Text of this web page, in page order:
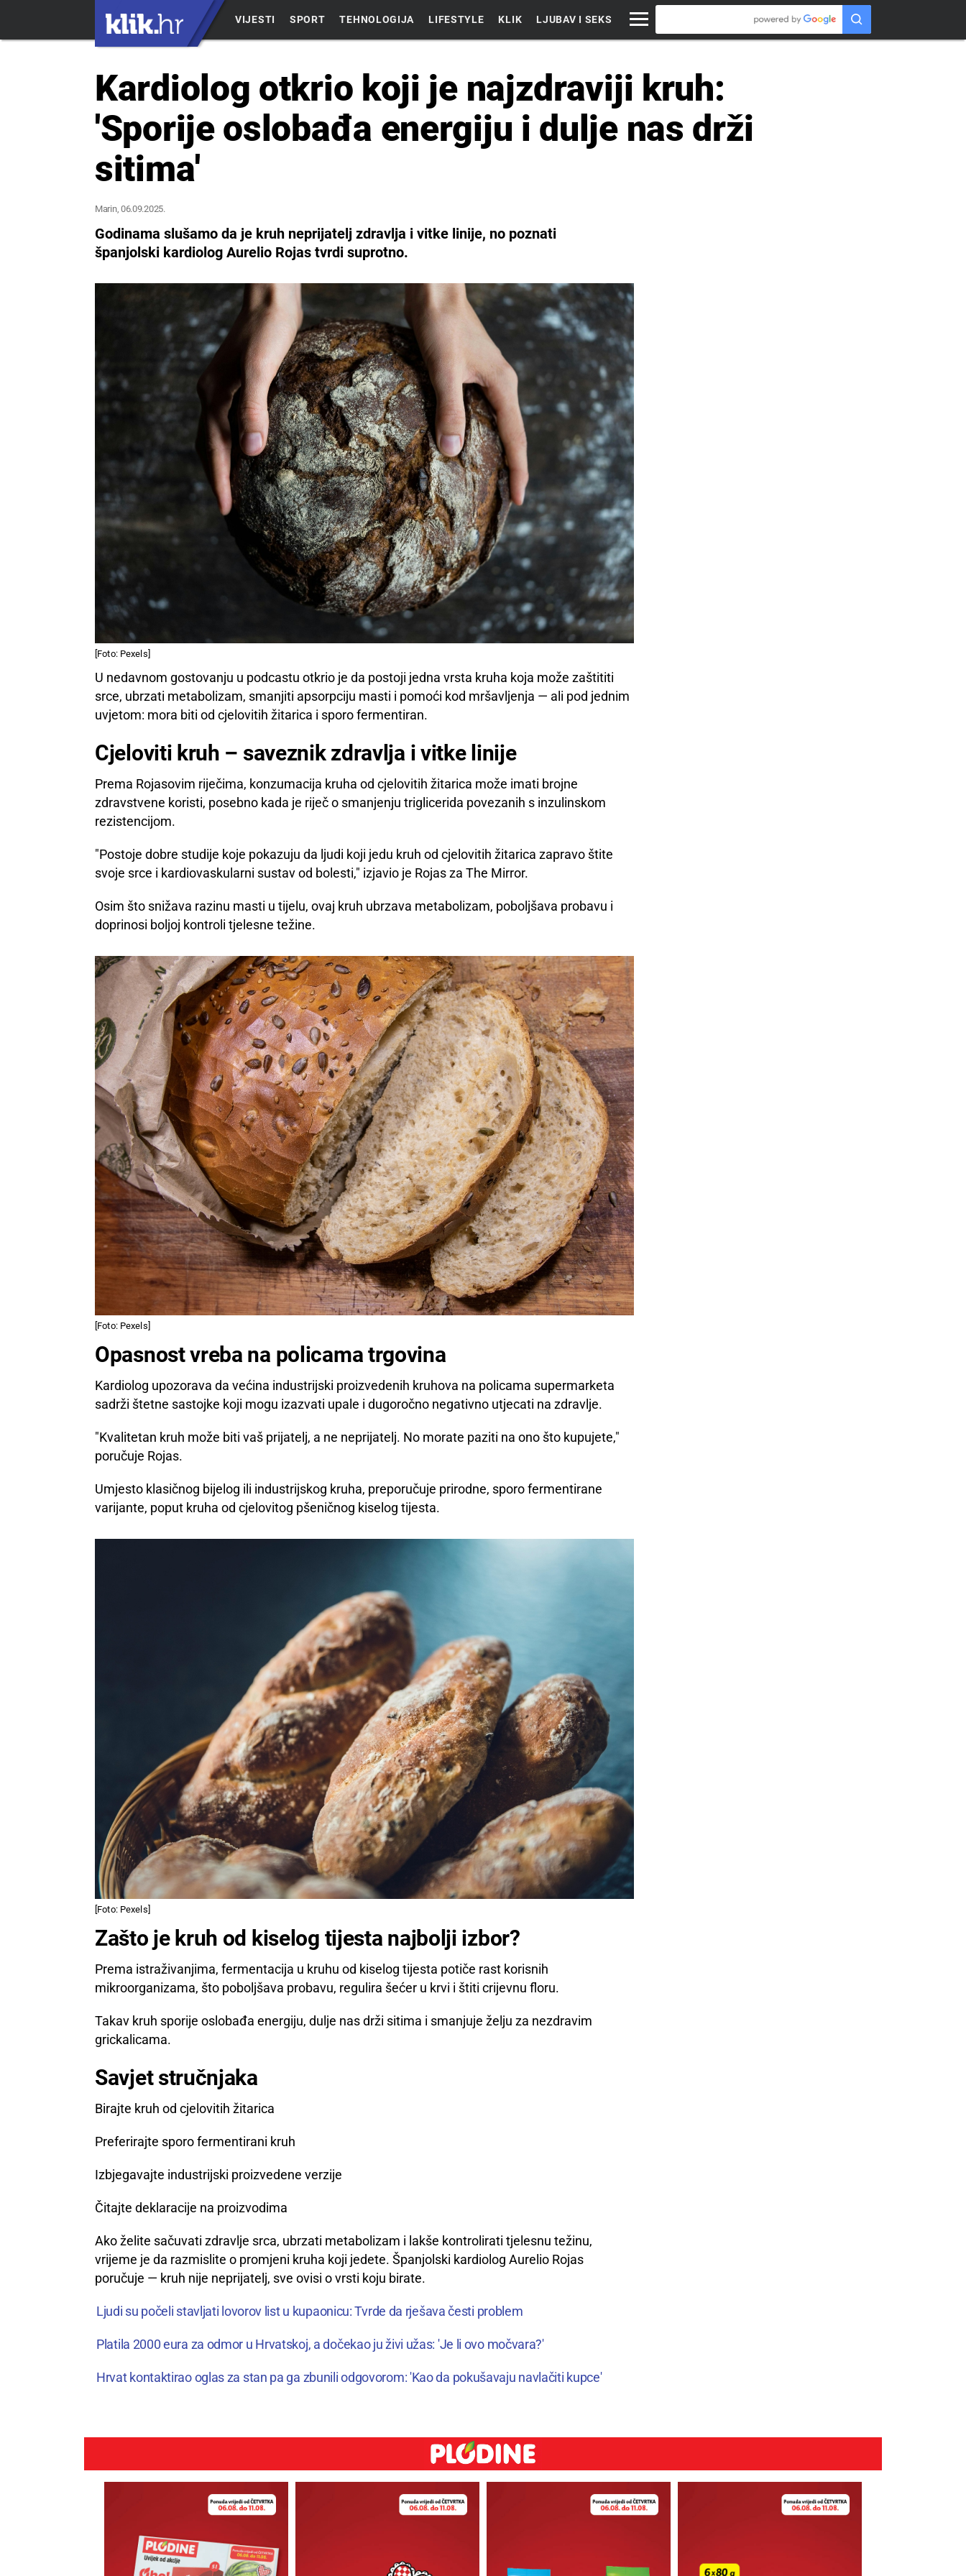
VIJESTI SPORT TEHNOLOGIJA LIFESTYLE KLIK LJUBAV I SEKS
Kardiolog otkrio koji je najzdraviji kruh:
'Sporije oslobađa energiju i dulje nas drži
sitima'
Marin, 06.09.2025.
Godinama slušamo da je kruh neprijatelj zdravlja i vitke linije, no poznati
španjolski kardiolog Aurelio Rojas tvrdi suprotno.
[Foto: Pexels]
U nedavnom gostovanju u podcastu otkrio je da postoji jedna vrsta kruha koja može zaštititi
srce, ubrzati metabolizam, smanjiti apsorpciju masti i pomoći kod mršavljenja — ali pod jednim
uvjetom: mora biti od cjelovitih žitarica i sporo fermentiran.
Cjeloviti kruh – saveznik zdravlja i vitke linije
Prema Rojasovim riječima, konzumacija kruha od cjelovitih žitarica može imati brojne
zdravstvene koristi, posebno kada je riječ o smanjenju triglicerida povezanih s inzulinskom
rezistencijom.
"Postoje dobre studije koje pokazuju da ljudi koji jedu kruh od cjelovitih žitarica zapravo štite
svoje srce i kardiovaskularni sustav od bolesti," izjavio je Rojas za The Mirror.
Osim što snižava razinu masti u tijelu, ovaj kruh ubrzava metabolizam, poboljšava probavu i
doprinosi boljoj kontroli tjelesne težine.
[Foto: Pexels]
Opasnost vreba na policama trgovina
Kardiolog upozorava da većina industrijski proizvedenih kruhova na policama supermarketa
sadrži štetne sastojke koji mogu izazvati upale i dugoročno negativno utjecati na zdravlje.
"Kvalitetan kruh može biti vaš prijatelj, a ne neprijatelj. No morate paziti na ono što kupujete,"
poručuje Rojas.
Umjesto klasičnog bijelog ili industrijskog kruha, preporučuje prirodne, sporo fermentirane
varijante, poput kruha od cjelovitog pšeničnog kiselog tijesta.
[Foto: Pexels]
Zašto je kruh od kiselog tijesta najbolji izbor?
Prema istraživanjima, fermentacija u kruhu od kiselog tijesta potiče rast korisnih
mikroorganizama, što poboljšava probavu, regulira šećer u krvi i štiti crijevnu floru.
Takav kruh sporije oslobađa energiju, dulje nas drži sitima i smanjuje želju za nezdravim
grickalicama.
Savjet stručnjaka
Birajte kruh od cjelovitih žitarica
Preferirajte sporo fermentirani kruh
Izbjegavajte industrijski proizvedene verzije
Čitajte deklaracije na proizvodima
Ako želite sačuvati zdravlje srca, ubrzati metabolizam i lakše kontrolirati tjelesnu težinu,
vrijeme je da razmislite o promjeni kruha koji jedete. Španjolski kardiolog Aurelio Rojas
poručuje — kruh nije neprijatelj, sve ovisi o vrsti koju birate.
Ljudi su počeli stavljati lovorov list u kupaonicu: Tvrde da rješava česti problem
Platila 2000 eura za odmor u Hrvatskoj, a dočekao ju živi užas: 'Je li ovo močvara?'
Hrvat kontaktirao oglas za stan pa ga zbunili odgovorom: 'Kao da pokušavaju navlačiti kupce'